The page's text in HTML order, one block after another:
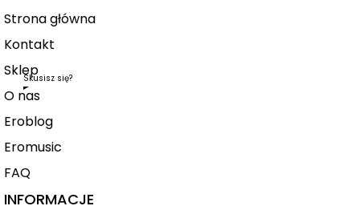
Strona główna
Kontakt
Sklep
O nas
Skusisz się?
Eroblog
Eromusic
FAQ
INFORMACJE